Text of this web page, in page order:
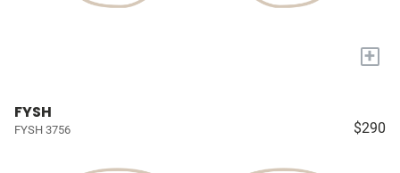
+
FYSH
FYSH 3756 $290